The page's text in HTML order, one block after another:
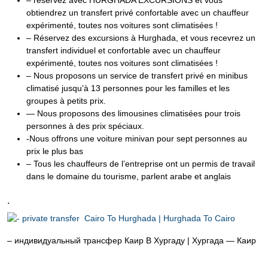
obtiendrez un transfert privé confortable avec un chauffeur
expérimenté, toutes nos voitures sont climatisées !
– Réservez des excursions à Hurghada, et vous recevrez un
transfert individuel et confortable avec un chauffeur
expérimenté, toutes nos voitures sont climatisées !
– Nous proposons un service de transfert privé en minibus
climatisé jusqu’à 13 personnes pour les familles et les
groupes à petits prix.
— Nous proposons des limousines climatisées pour trois
personnes à des prix spéciaux.
-Nous offrons une voiture minivan pour sept personnes au
prix le plus bas
– Tous les chauffeurs de l’entreprise ont un permis de travail
dans le domaine du tourisme, parlent arabe et anglais
.
– индивидуальный трансфер Каир В Хургаду | Хургада — Каир